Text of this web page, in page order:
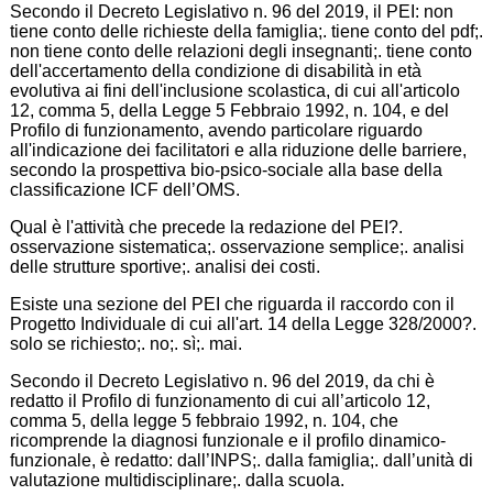
Secondo il Decreto Legislativo n. 96 del 2019, il PEI: non
tiene conto delle richieste della famiglia;. tiene conto del pdf;.
non tiene conto delle relazioni degli insegnanti;. tiene conto
dell'accertamento della condizione di disabilità in età
evolutiva ai fini dell'inclusione scolastica, di cui all'articolo
12, comma 5, della Legge 5 Febbraio 1992, n. 104, e del
Profilo di funzionamento, avendo particolare riguardo
all'indicazione dei facilitatori e alla riduzione delle barriere,
secondo la prospettiva bio-psico-sociale alla base della
classificazione ICF dell’OMS.
Qual è l'attività che precede la redazione del PEI?.
osservazione sistematica;. osservazione semplice;. analisi
delle strutture sportive;. analisi dei costi.
Esiste una sezione del PEI che riguarda il raccordo con il
Progetto Individuale di cui all'art. 14 della Legge 328/2000?.
solo se richiesto;. no;. sì;. mai.
Secondo il Decreto Legislativo n. 96 del 2019, da chi è
redatto il Profilo di funzionamento di cui all’articolo 12,
comma 5, della legge 5 febbraio 1992, n. 104, che
ricomprende la diagnosi funzionale e il profilo dinamico-
funzionale, è redatto: dall’INPS;. dalla famiglia;. dall’unità di
valutazione multidisciplinare;. dalla scuola.